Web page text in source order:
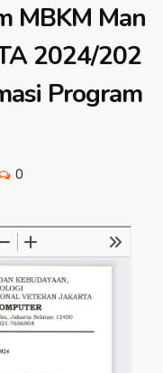
MBKM Man
2024/202
Program
0